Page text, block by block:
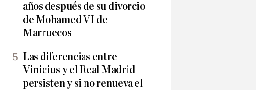
años después de su divorcio
de Mohamed VI de
Marruecos
Las diferencias entre
Vinicius y el Real Madrid
persisten y si no renueva el